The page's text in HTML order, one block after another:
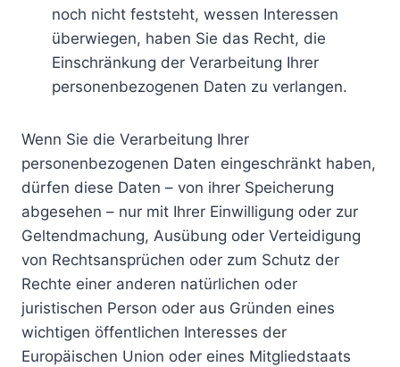
noch nicht feststeht, wessen Interessen
überwiegen, haben Sie das Recht, die
Einschränkung der Verarbeitung Ihrer
personenbezogenen Daten zu verlangen.
Wenn Sie die Verarbeitung Ihrer
personenbezogenen Daten eingeschränkt haben,
dürfen diese Daten – von ihrer Speicherung
abgesehen – nur mit Ihrer Einwilligung oder zur
Geltendmachung, Ausübung oder Verteidigung
von Rechtsansprüchen oder zum Schutz der
Rechte einer anderen natürlichen oder
juristischen Person oder aus Gründen eines
wichtigen öffentlichen Interesses der
Europäischen Union oder eines Mitgliedstaats